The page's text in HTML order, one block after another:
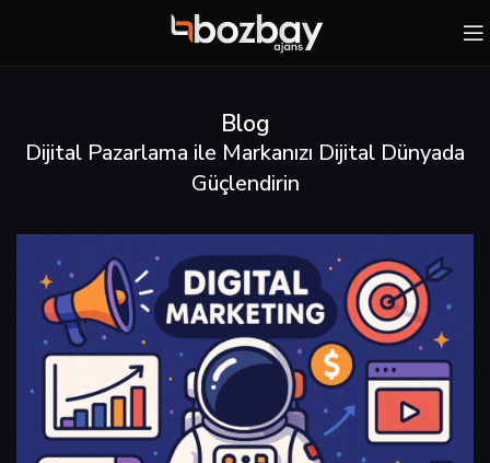
Blog
Dijital Pazarlama ile Markanızı Dijital Dünyada
Güçlendirin